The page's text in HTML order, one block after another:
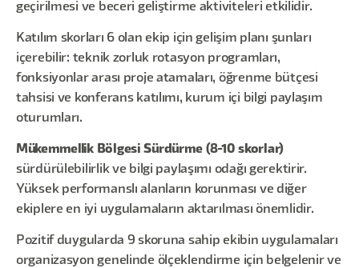
geçirilmesi ve beceri geliştirme aktiviteleri etkilidir.
Katılım skorları 6 olan ekip için gelişim planı şunları
içerebilir: teknik zorluk rotasyon programları,
fonksiyonlar arası proje atamaları, öğrenme bütçesi
tahsisi ve konferans katılımı, kurum içi bilgi paylaşım
oturumları.
Mükemmellik Bölgesi Sürdürme (8-10 skorlar)
sürdürülebilirlik ve bilgi paylaşımı odağı gerektirir.
Yüksek performanslı alanların korunması ve diğer
ekiplere en iyi uygulamaların aktarılması önemlidir.
Pozitif duygularda 9 skoruna sahip ekibin uygulamaları
organizasyon genelinde ölçeklendirme için belgelenir ve